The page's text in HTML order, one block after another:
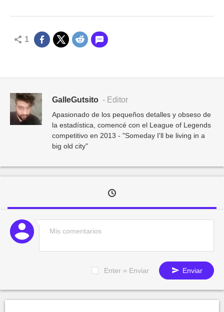
1
GalleGutsito - Editor
Apasionado de los pequeños detalles y obseso de
la estadística, comencé con el League of Legends
competitivo en 2013 - "Someday I'll be living in a
big old city"
Enter = Enviar Enviar